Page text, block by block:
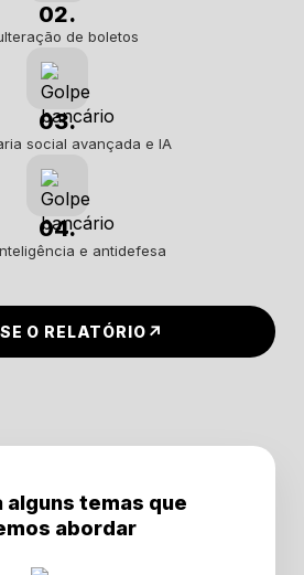
02.
de boletos
03.
social avançada e IA
04.
e antidefesa
O RELATÓRIO ↗
alguns temas que
abordar